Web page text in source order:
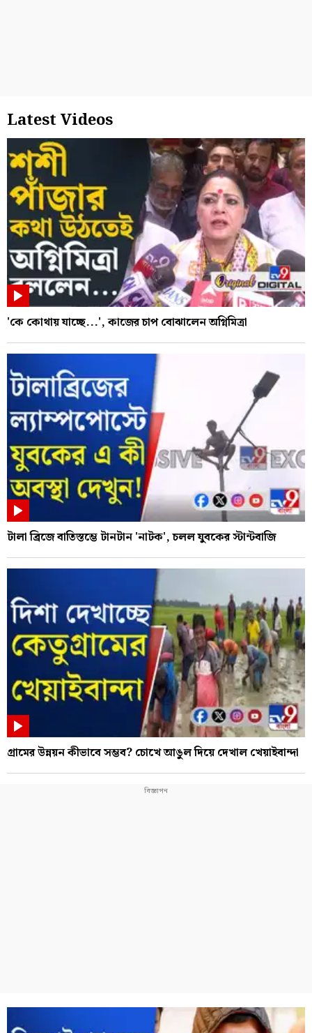
Latest Videos
'কে কোথায় যাচ্ছে...', কাজের চাপ বোঝালেন অগ্নিমিত্রা
টালা ব্রিজে বাতিস্তম্ভে টানটান 'নাটক', চলল যুবকের স্টান্টবাজি
গ্রামের উন্নয়ন কীভাবে সম্ভব? চোখে আঙুল দিয়ে দেখাল খেয়াইবান্দা